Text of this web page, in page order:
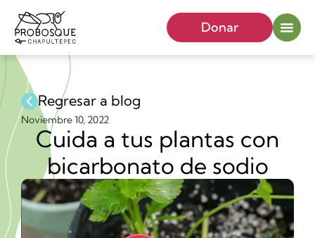
Donar
Regresar a blog
Noviembre 10, 2022
Cuida a tus plantas con
bicarbonato de sodio